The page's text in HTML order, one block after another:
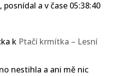
a v čase 05:38:40
k Ptačí krmítka – Lesní
nestihla a ani mě nic